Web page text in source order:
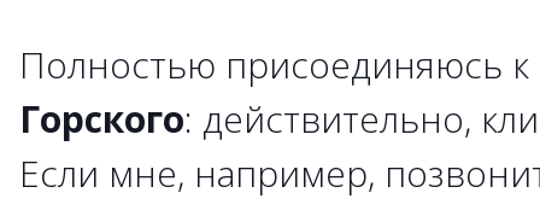
Полностью присоединяюсь
Горского: действительно,
Если мне, например,